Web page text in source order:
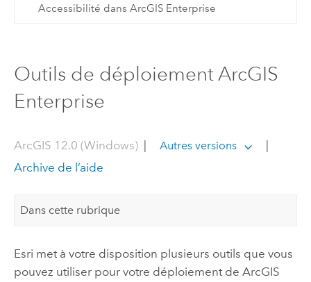
Accessibilité dans ArcGIS Enterprise
Outils de déploiement ArcGIS
Enterprise
ArcGIS 12.0 (Windows)| Autres versions
|
Archive de l’aide
Dans cette rubrique
Esri met à votre disposition plusieurs outils que vous
pouvez utiliser pour votre déploiement de ArcGIS